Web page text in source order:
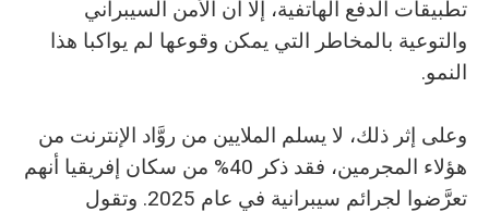
تطبيقات الدفع الهاتفية، إلا أن الأمن السيبراني
والتوعية بالمخاطر التي يمكن وقوعها لم يواكبا هذا
النمو.
وعلى إثر ذلك، لا يسلم الملايين من روَّاد الإنترنت من
هؤلاء المجرمين، فقد ذكر 40% من سكان إفريقيا أنهم
تعرَّضوا لجرائم سيبرانية في عام 2025. وتقول